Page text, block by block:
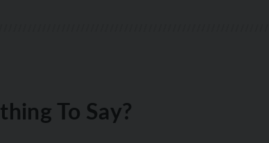
To Say?